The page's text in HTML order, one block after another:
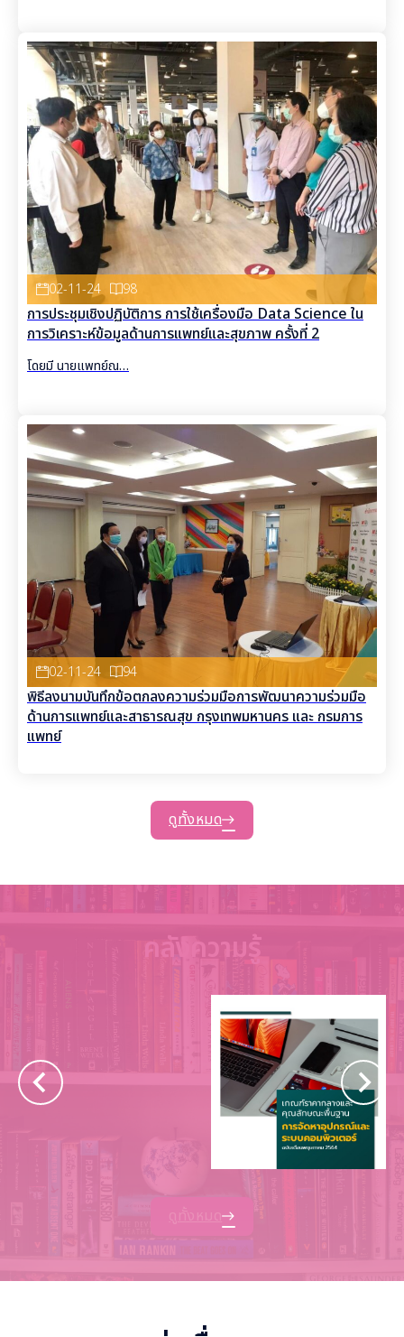
02-11-24 98
การประชุมเชิงปฏิบัติการ การใช้เครื่องมือ Data Science ใน
การวิเคราะห์ข้อมูลด้านการแพทย์และสุขภาพ ครั้งที่ 2
โดยมี นายแพทย์ณ…
02-11-24 94
พิธีลงนามบันทึกข้อตกลงความร่วมมือการพัฒนาความร่วมมือ
ด้านการแพทย์และสาธารณสุข กรุงเทพมหานคร และ กรมการ
แพทย์
ดูทั้งหมด
คลังความรู้
ดูทั้งหมด